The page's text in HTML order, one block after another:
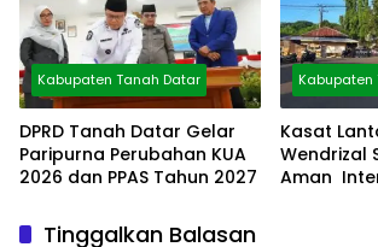
Kabupaten Tanah Datar
DPRD Tanah Datar Gelar
Paripurna Perubahan KUA
2026 dan PPAS Tahun 2027
Kabupaten
Kasat
Wendrizal
Aman
Tinggalkan Balasan